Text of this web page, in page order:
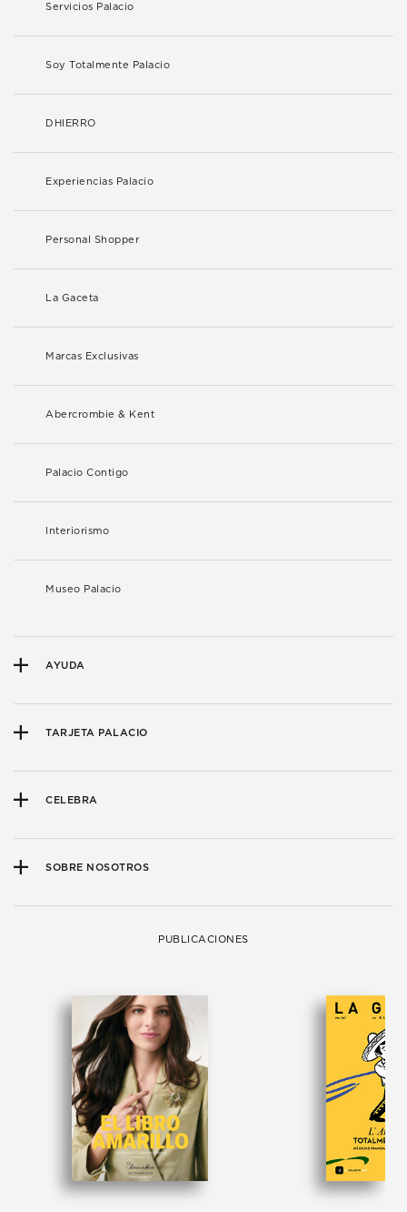
Servicios Palacio
Soy Totalmente Palacio
DHIERRO
Experiencias Palacio
Personal Shopper
La Gaceta
Marcas Exclusivas
Abercrombie & Kent
Palacio Contigo
Interiorismo
Museo Palacio
AYUDA
TARJETA PALACIO
CELEBRA
SOBRE NOSOTROS
PUBLICACIONES